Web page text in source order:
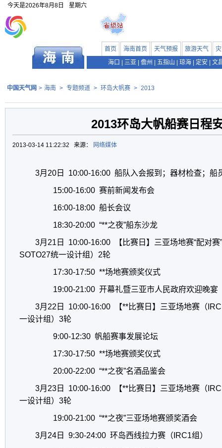
今天是2026年8月8日 星期六
首页 海南首页 天气预报 旅游天气
海口
三亚 儋州 五指山 琼海 定安 文
中国天气网 > 海南 > 专题频道 > 环岛大帆赛 > 2013
2013环岛大帆船赛日程
2013-03-14 11:22:32 来源： 网络媒体
3月20日 10:00-16:00 船队入会报到；器材检查；
15:00-16:00 赛前新闻发布会
16:00-18:00 船长会议
18:30-20:00 “**之夜”船东沙龙
3月21日 10:00-16:00 【比赛日】三亚场地赛“配对赛”
SOTO27统一设计组）2轮
17:30-17:50 **场地赛颁奖仪式
19:00-21:00 开幕礼暨三亚市人民政府欢迎晚宴
3月22日 10:00-16:00 【**比赛日】三亚场地赛（
一设计组）3轮
9:00-12:30 帆船赛事发展论坛
17:30-17:50 **场地赛颁奖仪式
20:00-22:00 “**之夜”名酒品鉴会
3月23日 10:00-16:00 【**比赛日】三亚场地赛（
一设计组）3轮
19:00-21:00 “**之夜”三亚场地赛颁奖酒会
3月24日 9:30-24:00 环岛西线拉力赛（IRC1组）